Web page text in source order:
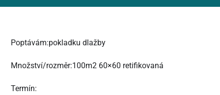
Poptávám:pokladku dlažby
Množství/rozměr:100m2 60×60 retifikovaná
Termín: